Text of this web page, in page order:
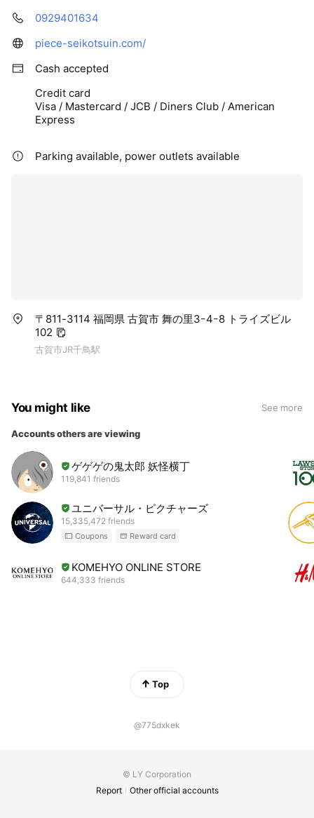
0929401634
piece-seikotsuin.com/
Cash accepted
Credit card
Visa / Mastercard / JCB / Diners Club / American
Express
Parking available, power outlets available
〒811-3114 福岡県 古賀市 舞の里3ｰ4ｰ8 トライズビル
102
古賀市JR千鳥駅
You might like See more
Accounts others are viewing
ゲゲゲの鬼太郎 妖怪横丁
119,841 friends
ユニバーサル・ピクチャーズ
15,335,472 friends
Coupons Reward card
KOMEHYO ONLINE STORE
644,333 friends
Top
@775dxkek
© LY Corporation
Report
Other official accounts